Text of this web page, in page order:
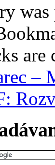
was
are
–